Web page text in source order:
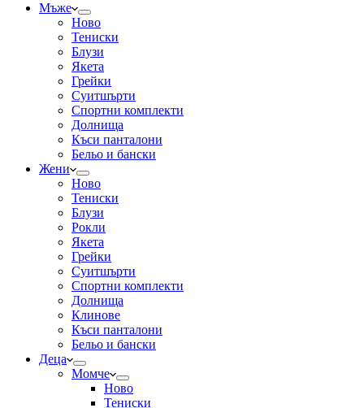
Мъже
Ново
Тениски
Блузи
Якета
Грейки
Суитшърти
Спортни комплекти
Долнища
Къси панталони
Бельо и бански
Жени
Ново
Тениски
Блузи
Рокли
Якета
Грейки
Суитшърти
Спортни комплекти
Долнища
Клинове
Къси панталони
Бельо и бански
Деца
Момче
Ново
Тениски